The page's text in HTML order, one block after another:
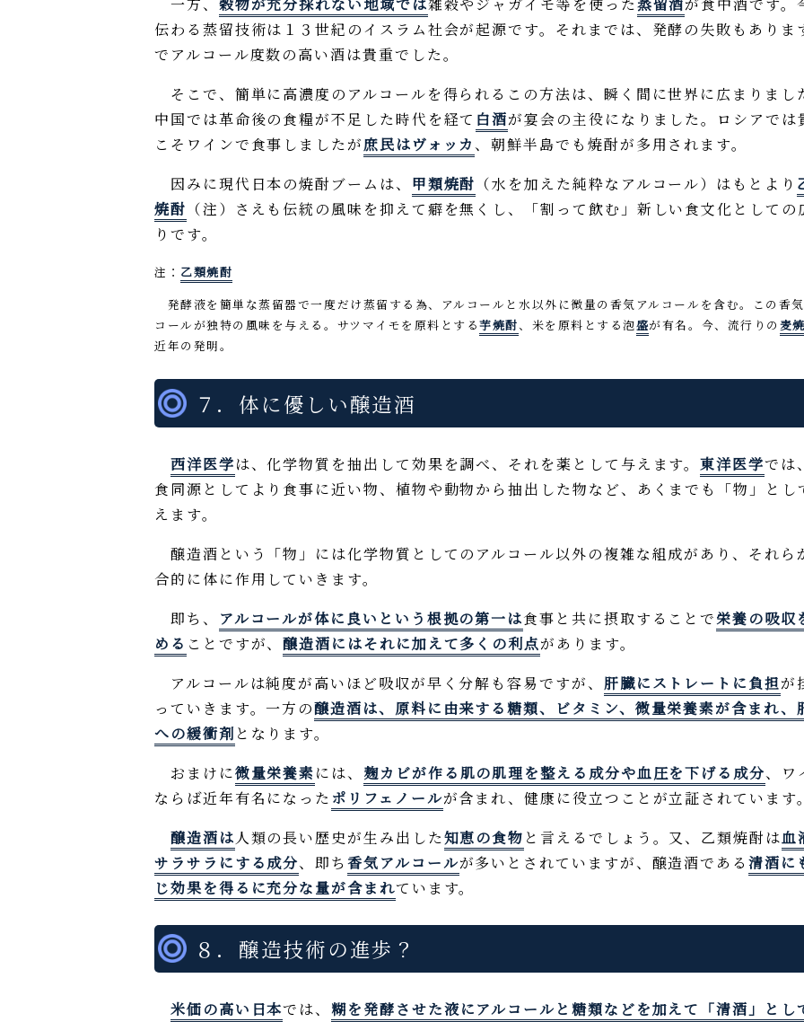
伝わる蒸留技術は１３世紀のイスラム社会が起源です。それまでは、発酵の失敗もありま
でアルコール度数の高い酒は貴重でした。
そこで、簡単に高濃度のアルコールを得られるこの方法は、瞬く間に世界に広まりまし
中国では革命後の食糧が不足した時代を経て 白酒が宴会の主役になりました。ロシアでは
こそワインで食事しましたが庶民はヴォッカ、朝鮮半島でも焼酎が多用されます。
因みに現代日本の焼酎ブームは、 甲類焼酎 （水を加えた純粋なアルコール）はもとより
焼酎 （注）さえも伝統の風味を抑えて癖を無くし、「割って飲む」新しい食文化としての
りです。
注： 乙類焼酎
発酵液を簡単な蒸留器で一度だけ蒸留する為、アルコールと水以外に微量の香気アルコールを含む。この香
コールが独特の風味を与える。サツマイモを原料とする芋焼酎、米を原料とする泡盛が有名。今、流行りの 麦
近年の発明。
７．体に優しい醸造酒
西洋医学は、化学物質を抽出して効果を調べ、それを薬として与えます。東洋医学では
食同源としてより食事に近い物、植物や動物から抽出した物など、あくまでも「物」とし
えます。
醸造酒という「物」には化学物質としてのアルコール以外の複雑な組成があり、それら
合的に体に作用していきます。
即ち、
アルコールが体に良いという根拠の第一は食事と共に摂取することで栄養の吸収
める ことですが、醸造酒にはそれに加えて多くの利点があります。
アルコールは純度が高いほど吸収が早く分解も容易ですが、 肝臓にストレートに負担が
っていきます。一方の醸造酒は、原料に由来する糖類、ビタミン、微量栄養素が含まれ、
への緩衝剤となります。
おまけに微量栄養素には、 麹カビが作る肌の肌理を整える成分や血圧を下げる成分、ワ
ならば近年有名になった ポリフェノールが含まれ、健康に役立つことが立証されています。
醸造酒は人類の長い歴史が生み出した知恵の食物 と言えるでしょう。又、乙類焼酎は血
サラサラにする成分、即ち香気アルコールが多いとされていますが、醸造酒である清酒に
じ効果を得るに充分な量が含まれています。
８．醸造技術の進歩？
米価の高い日本では、糊を発酵させた液にアルコールと糖類などを加えて「清酒」とし